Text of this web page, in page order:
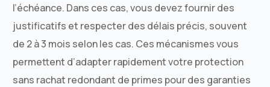
l’échéance. Dans ces cas, vous devez fournir des
justificatifs et respecter des délais précis, souvent
de 2 à 3 mois selon les cas. Ces mécanismes vous
permettent d’adapter rapidement votre protection
sans rachat redondant de primes pour des garanties